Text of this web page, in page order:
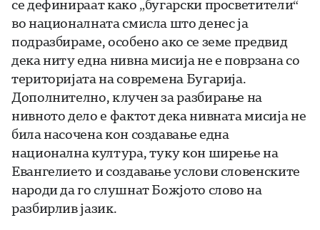
се дефинираат како „бугарски просветители“
во националната смисла што денес ја
подразбираме, особено ако се земе предвид
дека ниту една нивна мисија не е поврзана со
територијата на современа Бугарија.
Дополнително, клучен за разбирање на
нивното дело е фактот дека нивната мисија не
била насочена кон создавање една
национална култура, туку кон ширење на
Евангелието и создавање услови словенските
народи да го слушнат Божјото слово на
разбирлив јазик.